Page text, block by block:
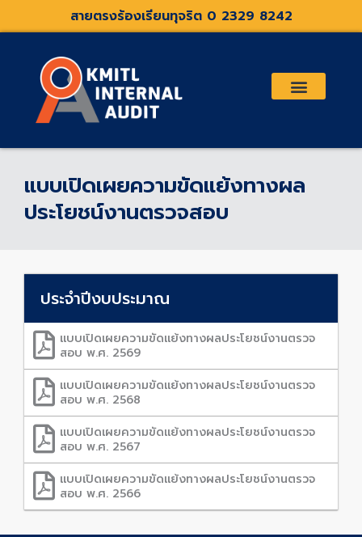
สายตรงร้องเรียนทุจริต 0 2329 8242
แบบเปิดเผยความขัดแย้งทางผล
ประโยชน์งานตรวจสอบ
ประจำปีงบประมาณ
แบบเปิดเผยความขัดแย้งทางผลประโยชน์งานตรวจ
สอบ พ.ศ. 2569
แบบเปิดเผยความขัดแย้งทางผลประโยชน์งานตรวจ
สอบ พ.ศ. 2568
แบบเปิดเผยความขัดแย้งทางผลประโยชน์งานตรวจ
สอบ พ.ศ. 2567
แบบเปิดเผยความขัดแย้งทางผลประโยชน์งานตรวจ
สอบ พ.ศ. 2566